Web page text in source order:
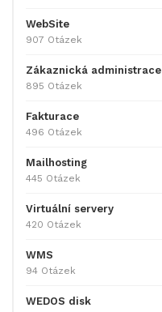
WebSite
907 Otázek
Zákaznická administrace
895 Otázek
Fakturace
496 Otázek
Mailhosting
445 Otázek
Virtuální servery
420 Otázek
WMS
94 Otázek
WEDOS disk